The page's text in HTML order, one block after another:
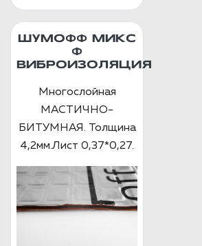
ШУМОФФ МИКС
Ф
ВИБРОИЗОЛЯЦИЯ
Многослойная
МАСТИЧНО-
БИТУМНАЯ. Толщина
4,2мм.Лист 0,37*0,27.